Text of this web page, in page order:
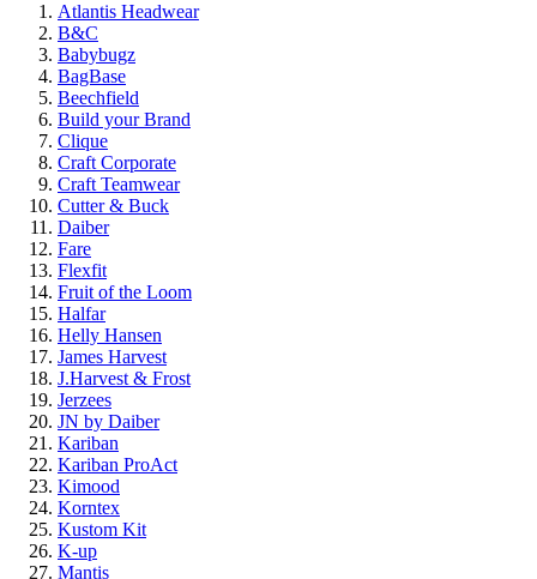
Atlantis Headwear
B&C
Babybugz
BagBase
Beechfield
Build your Brand
Clique
Craft Corporate
Craft Teamwear
Cutter & Buck
Daiber
Fare
Flexfit
Fruit of the Loom
Halfar
Helly Hansen
James Harvest
J.Harvest & Frost
Jerzees
JN by Daiber
Kariban
Kariban ProAct
Kimood
Korntex
Kustom Kit
K-up
Mantis